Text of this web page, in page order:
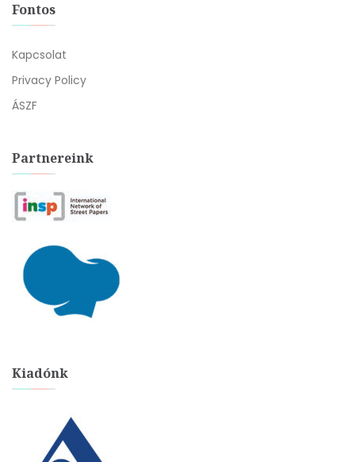
Fontos
Kapcsolat
Privacy Policy
ÁSZF
Partnereink
Kiadónk